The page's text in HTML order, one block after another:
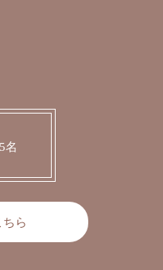
名
ら